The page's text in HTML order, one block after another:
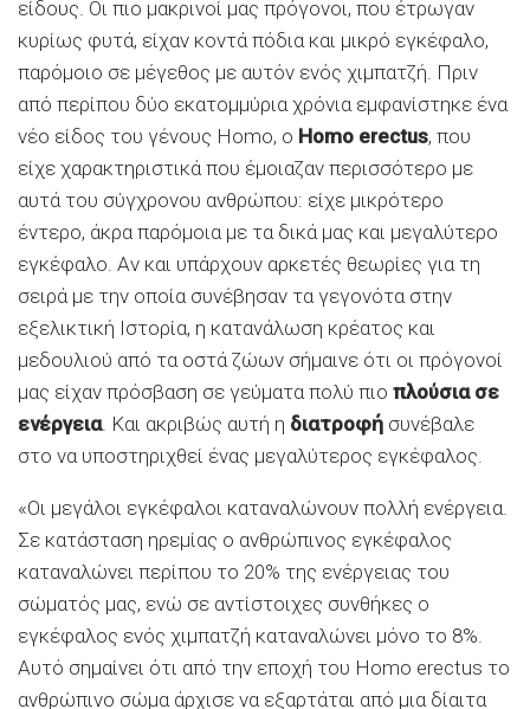
είδους. Οι πιο μακρινοί μας πρόγονοι, που έτρωγαν
κυρίως φυτά, είχαν κοντά πόδια και μικρό εγκέφαλο,
παρόμοιο σε μέγεθος με αυτόν ενός χιμπατζή. Πριν
από περίπου δύο εκατομμύρια χρόνια εμφανίστηκε ένα
νέο είδος του γένους Homo, ο Homo erectus, που
είχε χαρακτηριστικά που έμοιαζαν περισσότερο με
αυτά του σύγχρονου ανθρώπου: είχε μικρότερο
έντερο, άκρα παρόμοια με τα δικά μας και μεγαλύτερο
εγκέφαλο. Αν και υπάρχουν αρκετές θεωρίες για τη
σειρά με την οποία συνέβησαν τα γεγονότα στην
εξελικτική Ιστορία, η κατανάλωση κρέατος και
μεδουλιού από τα οστά ζώων σήμαινε ότι οι πρόγονοί
μας είχαν πρόσβαση σε γεύματα πολύ πιο πλούσια σε
ενέργεια. Και ακριβώς αυτή η διατροφή συνέβαλε
στο να υποστηριχθεί ένας μεγαλύτερος εγκέφαλος.
«Oι μεγάλοι εγκέφαλοι καταναλώνουν πολλή ενέργεια.
Σε κατάσταση ηρεμίας ο ανθρώπινος εγκέφαλος
καταναλώνει περίπου το 20% της ενέργειας του
σώματός μας, ενώ σε αντίστοιχες συνθήκες ο
εγκέφαλος ενός χιμπατζή καταναλώνει μόνο το 8%.
Αυτό σημαίνει ότι από την εποχή του Homo erectus το
ανθρώπινο σώμα άρχισε να εξαρτάται από μια δίαιτα